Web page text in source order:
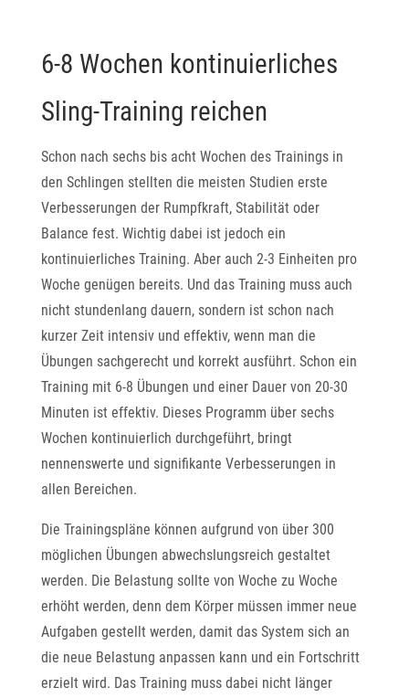
6-8 Wochen kontinuierliches
Sling-Training reichen
Schon nach sechs bis acht Wochen des Trainings in
den Schlingen stellten die meisten Studien erste
Verbesserungen der Rumpfkraft, Stabilität oder
Balance fest. Wichtig dabei ist jedoch ein
kontinuierliches Training. Aber auch 2-3 Einheiten pro
Woche genügen bereits. Und das Training muss auch
nicht stundenlang dauern, sondern ist schon nach
kurzer Zeit intensiv und effektiv, wenn man die
Übungen sachgerecht und korrekt ausführt. Schon ein
Training mit 6-8 Übungen und einer Dauer von 20-30
Minuten ist effektiv. Dieses Programm über sechs
Wochen kontinuierlich durchgeführt, bringt
nennenswerte und signifikante Verbesserungen in
allen Bereichen.
Die Trainingspläne können aufgrund von über 300
möglichen Übungen abwechslungsreich gestaltet
werden. Die Belastung sollte von Woche zu Woche
erhöht werden, denn dem Körper müssen immer neue
Aufgaben gestellt werden, damit das System sich an
die neue Belastung anpassen kann und ein Fortschritt
erzielt wird. Das Training muss dabei nicht länger